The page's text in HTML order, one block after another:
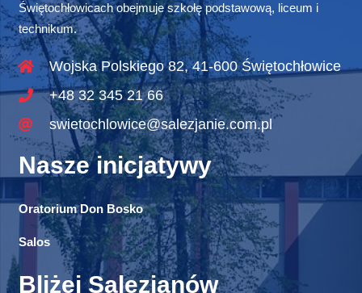
Świętochłowicach obejmuje szkołę podstawową, liceum i
technikum.
Wojska Polskiego 82, 41-600 Świętochłowice
+48 32 345 21 66
swietochlowice@salezjanie.com.pl
Nasze inicjatywy
Oratorium Don Bosko
Salos
Bliżej Salezjanów